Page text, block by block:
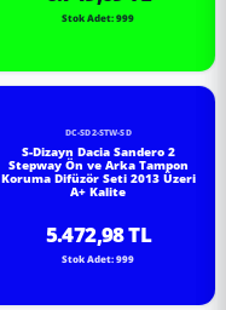
Stok Adet: 999
DC-SD2-STW-SD
S-Dizayn Dacia Sandero 2
Stepway Ön ve Arka Tampon
Koruma Difüzör Seti 2013 Üzeri
A+ Kalite
5.472,98 TL
Stok Adet: 999